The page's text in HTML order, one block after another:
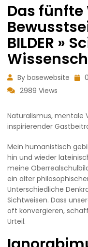
Das
BILDER »
By basewebsite
2989 Views
Naturalismus, mentale
inspirierender
Mein humanistisch
hin und wieder
meine
ein alter
Unterschiedliche
Sichtweisen. Dass
oft konvergieren,
Urteil.